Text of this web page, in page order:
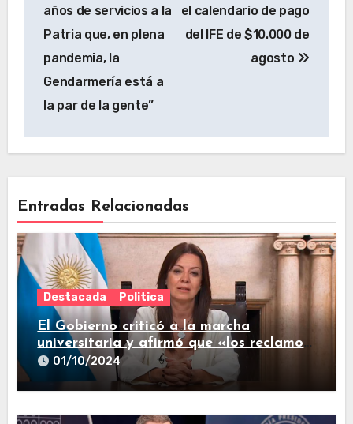
años de servicios a la
Patria que, en plena
pandemia, la
Gendarmería está a
la par de la gente”
el calendario de pago
del IFE de $10.000 de
agosto
Entradas Relacionadas
Destacada Politica
El Gobierno criticó a la marcha
universitaria y afirmó que «los reclamos
están todos resueltos»
01/10/2024